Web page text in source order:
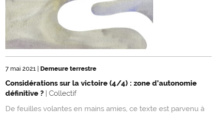
7 mai 2021 Demeure terrestre
Considérations sur la victoire (4/4) : zone d’autonomie
définitive ? | Collectif
De feuilles volantes en mains amies, ce texte est parvenu à